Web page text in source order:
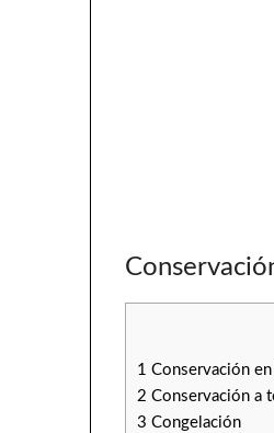
1 Conservación
2 Conservación a
3 Congelación